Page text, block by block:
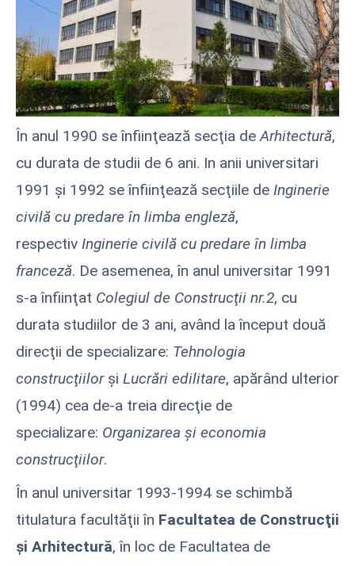
În anul 1990 se înfiinţează secţia deArhitectură,
cu durata de studii de 6 ani. In anii universitari
1991 şi 1992 se înfiinţează secţiile de Inginerie
civilă cu predare în limba engleză,
respectiv Inginerie civilă cu predare în limba
franceză. De asemenea, în anul universitar 1991
s-a înfiinţat Colegiul de Construcţii nr.2, cu
durata studiilor de 3 ani, având la început două
direcţii de specializare: Tehnologia
construcţiilorşi Lucrări edilitare, apărând ulterior
(1994) cea de-a treia direcţie de
specializare: Organizarea şi economia
construcţiilor.
În anul universitar 1993-1994 se schimbă
titulatura facultăţii în Facultatea de Construcţii
şi Arhitectură, în loc de Facultatea de